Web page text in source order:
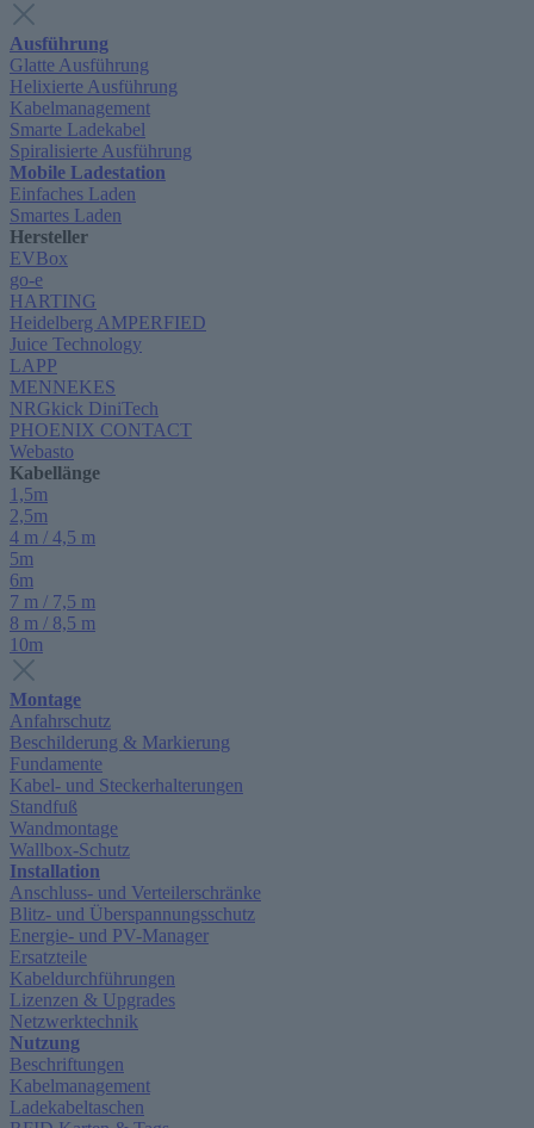
Ausführung
Glatte Ausführung
Helixierte Ausführung
Kabelmanagement
Smarte Ladekabel
Spiralisierte Ausführung
Mobile Ladestation
Einfaches Laden
Smartes Laden
Hersteller
EVBox
go-e
HARTING
Heidelberg AMPERFIED
Juice Technology
LAPP
MENNEKES
NRGkick DiniTech
PHOENIX CONTACT
Webasto
Kabellänge
1,5m
2,5m
4 m / 4,5 m
5m
6m
7 m / 7,5 m
8 m / 8,5 m
10m
Montage
Anfahrschutz
Beschilderung & Markierung
Fundamente
Kabel- und Steckerhalterungen
Standfuß
Wandmontage
Wallbox-Schutz
Installation
Anschluss- und Verteilerschränke
Blitz- und Überspannungsschutz
Energie- und PV-Manager
Ersatzteile
Kabeldurchführungen
Lizenzen & Upgrades
Netzwerktechnik
Nutzung
Beschriftungen
Kabelmanagement
Ladekabeltaschen